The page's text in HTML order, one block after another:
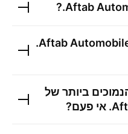
Aftab
?
Aftab
ביותר של
אי פעם?